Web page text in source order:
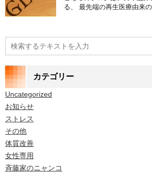
る、 最先端の再生医療由来
カテゴリー
Uncategorized
お知らせ
ストレス
その他
体質改善
女性専用
斉藤家のニャンコ